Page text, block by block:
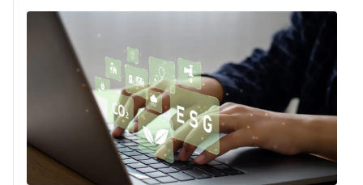
beursbezoekers o.a. bij over zusterbedrijf MW
Instruments uit Almere dat vanaf 1 februari 2024 de
markt op gaat onder de naam Hitma en één team
vormt met de instrumentatiecollega’s van het
hoofdkantoor in Uithoorn en de vestigingen in
Antwerpen en Purmerend.